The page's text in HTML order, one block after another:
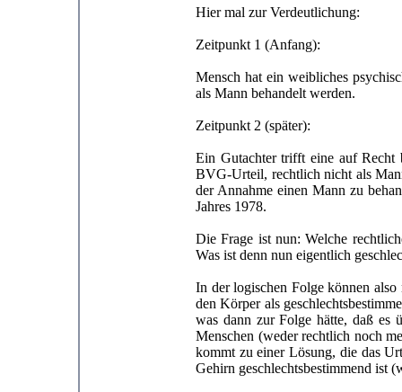
Hier mal zur Verdeutlichung:
Zeitpunkt 1 (Anfang):
Mensch hat ein weibliches
als Mann behandelt werden.
Zeitpunkt 2 (später):
Ein Gutachter trifft eine auf Recht
BVG-Urteil, rechtlich nicht als
der Annahme einen Mann zu
Jahres 1978.
Die Frage ist nun: Welche
Was ist denn nun eigentlich
In der logischen Folge können
den Körper als
was dann zur Folge hätte, daß es
Menschen (weder rechtlich noch
kommt zu einer Lösung, die das
Gehirn geschlechtsbestimmend ist